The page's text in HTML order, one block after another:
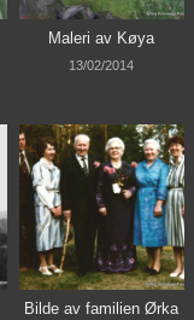
Maleri av Køya
13/02/2014
Bilde av familien Ørka